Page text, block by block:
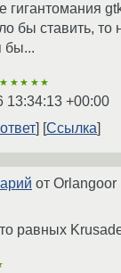
гигантомания
бы ставить, то
бы...
★★★★★
13:34:13 +00:00
Ссылка
от Orlangoor
равных